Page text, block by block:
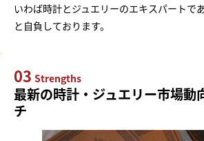
いわば時計とジュエリーのエキスパートで
と自負しております。
03 Strengths
最新の時計・ジュエリー市場動
チ